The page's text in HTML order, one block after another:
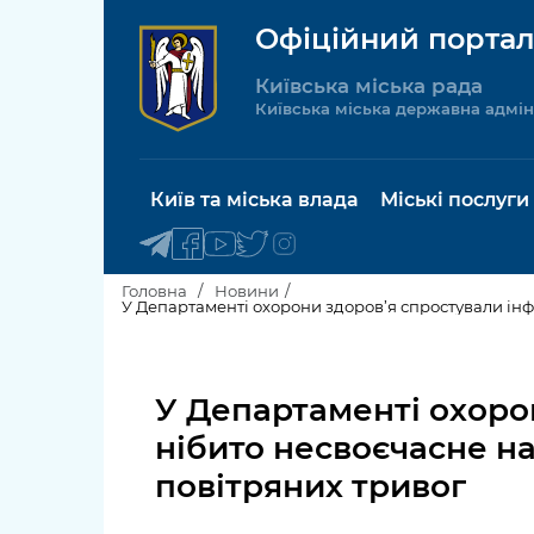
Офіційний
Київська міська рада
Київська міська державна
Київ та міська влада
Київська міська рада
Про Київ
Міські послуги
Пільги,
Головна
Новини
У Департаменті охорони здоров’я спростували
У Департаменті
нібито несвоєчасне
повітряних тривог